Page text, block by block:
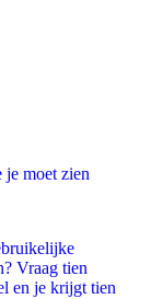
je moet zien
Vraag tien
en je krijgt tien